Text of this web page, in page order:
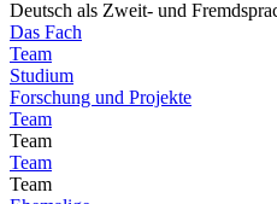
Deutsch als Zweit- und
Das Fach
Team
Studium
Forschung und Projekte
Team
Team
Team
Team